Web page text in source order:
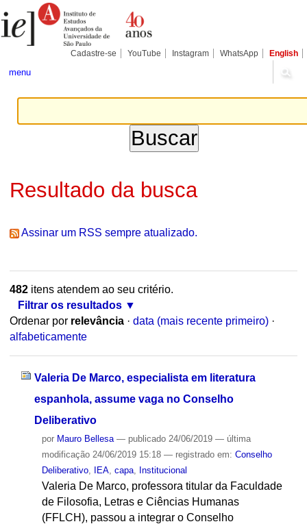
para
conteúdo.
Pessoais
Cadastre-se YouTube Instagram WhatsApp English
menu
Resultado da busca
Assinar um RSS sempre atualizado.
482itens atendem ao seu critério.
Filtrar os resultados
Ordenar por relevância · data (mais recente primeiro) ·
alfabeticamente
Valeria De Marco, especialista em literatura
espanhola, assume vaga no Conselho
Deliberativo
por Mauro Bellesa — publicado24/06/2019 — última
modificação24/06/2019 15:18 — registrado em: Conselho
Deliberativo, IEA, capa, Institucional
Valeria De Marco, professora titular da Faculdade
de Filosofia, Letras e Ciências Humanas
(FFLCH), passou a integrar o Conselho